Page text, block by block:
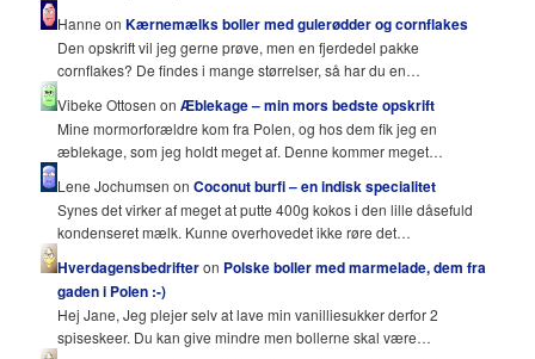
Hanne onKærnemælks boller med gulerødder og cornflakes
Den opskrift vil jeg gerne prøve, men en fjerdedel pakke
cornflakes? De findes i mange størrelser, så har du en…
Vibeke Ottosen onÆblekage – min mors bedste opskrift
Mine mormorforældre kom fra Polen, og hos dem fik jeg en
æblekage, som jeg holdt meget af. Denne kommer meget…
Lene Jochumsen onCoconut burfi – en indisk specialitet
Synes det virker af meget at putte 400g kokos i den lille dåsefuld
kondenseret mælk. Kunne overhovedet ikke røre det…
Hverdagensbedrifteron Polske boller med marmelade, dem fra
gaden i Polen :-)
Hej Jane, Jeg plejer selv at lave min vanilliesukker derfor 2
spiseskeer. Du kan give mindre men bollerne skal være…